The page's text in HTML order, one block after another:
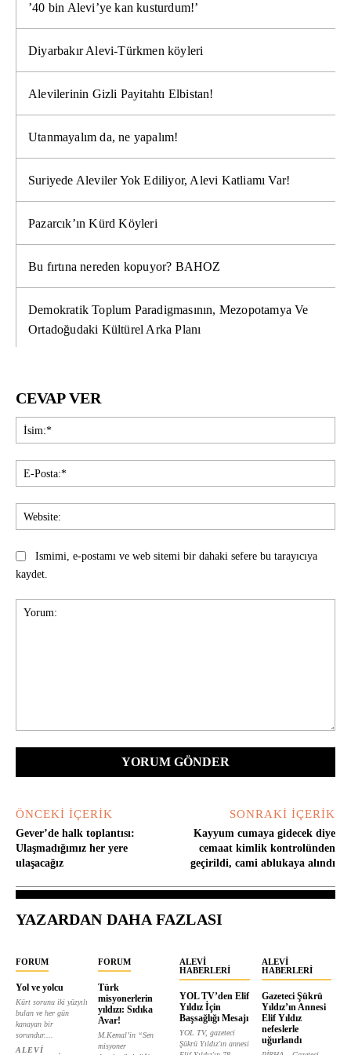
’40 bin Alevi’ye kan kusturdum!’
Diyarbakır Alevi-Türkmen köyleri
Alevilerinin Gizli Payitahtı Elbistan!
Utanmayalım da, ne yapalım!
Suriyede Aleviler Yok Ediliyor, Alevi Katliamı Var!
Pazarcık’ın Kürd Köyleri
Bu fırtına nereden kopuyor? BAHOZ
Demokratik Toplum Paradigmasının, Mezopotamya Ve
Ortadoğudaki Kültürel Arka Planı
CEVAP VER
Ismimi, e-postamı ve web sitemi bir dahaki sefere bu tarayıcıya
kaydet.
ÖNCEKI İÇERIK
Gever’de halk toplantısı:
Ulaşmadığımız her yere
ulaşacağız
SONRAKI İÇERIK
Kayyum cumaya gidecek diye
cemaat kimlik kontrolünden
geçirildi, cami ablukaya alındı
YAZARDAN DAHA FAZLASI
FORUM
Yol ve yolcu
Kürt sorunu iki yüzyılı
bulan ve her gün
kanayan bir
sorundur....
ALEVI
FORUM
Türk
misyonerlerin
yıldızı: Sıdıka
Avar!
M.Kemal’in “Sen
misyoner
ALEVI
HABERLERI
YOL TV’den Elif
Yıldız İçin
Başsağlığı Mesajı
YOL TV, gazeteci
Şükrü Yıldız'ın annesi
ALEVI
HABERLERI
Gazeteci Şükrü
Yıldız’ın Annesi
Elif Yıldız
nefeslerle
uğurlandı